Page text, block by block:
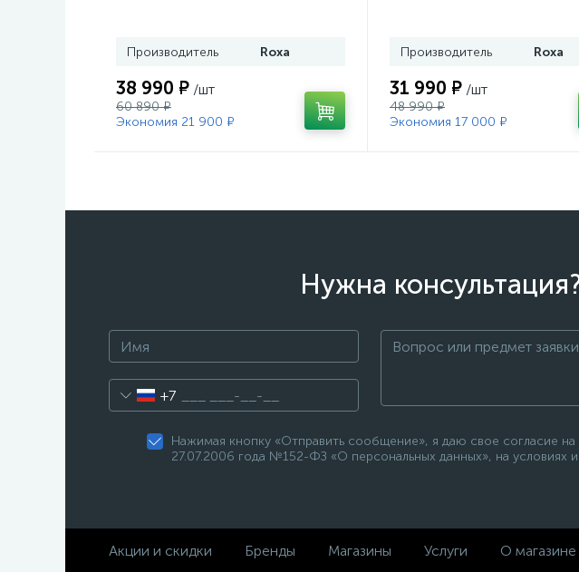
Производитель Roxa
38 990 ₽ /шт
60 890 ₽
Экономия 21 900 ₽
Производитель Roxa
31 990 ₽ /шт
48 990 ₽
Экономия 17 000 ₽
Нужна
+7
Нажимая кнопку «Отправить сообщение», я даю свое согласие
27.07.2006 года №152-ФЗ «О персональных данных», на условиях
Акции и скидки Бренды Магазины Услуги О магазине